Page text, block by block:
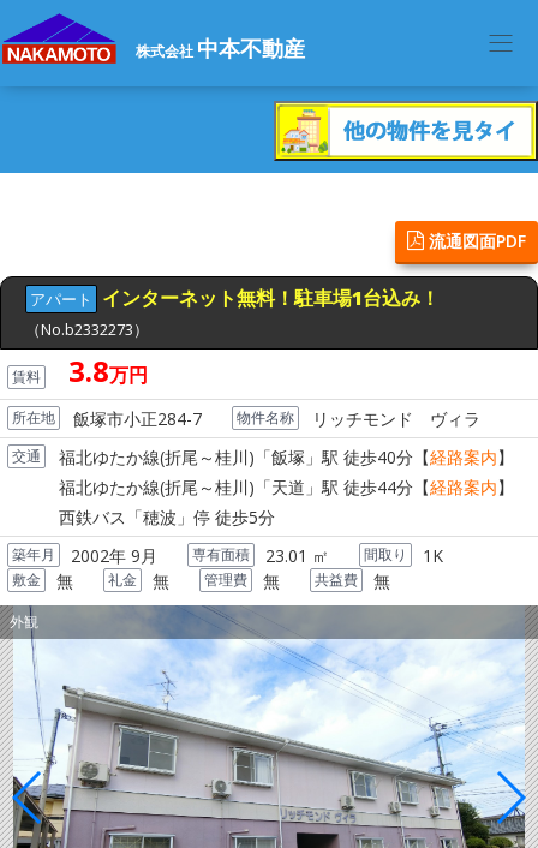
株式会社 中本不動産
流通図面PDF
アパート
（No.b2332273）
賃料 3.8万円
所在地 飯塚市小正284-7 物件名称 リッチモンド ヴィラ
交通 福北ゆたか線(折尾～桂川) 「飯塚」駅 徒歩40分【経路案内】
福北ゆたか線(折尾～桂川) 「天道」駅 徒歩44分【経路案内】
西鉄バス 「穂波」停 徒歩5分
築年月 2002年 9月 専有面積 23.01 ㎡ 間取り 1K
敷金 無 礼金 無 管理費 無 共益費 無
外観